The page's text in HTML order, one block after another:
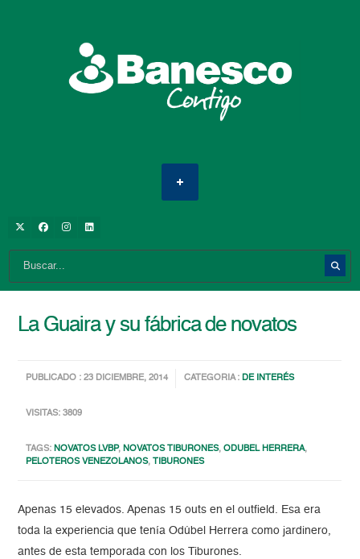
La Guaira y su fábrica de novatos
PUBLICADO : 23 DICIEMBRE, 2014 CATEGORIA :DE INTERÉS
VISITAS: 3809
TAGS:NOVATOS LVBP,NOVATOS TIBURONES,ODUBEL HERRERA,
PELOTEROS VENEZOLANOS, TIBURONES
Apenas 15 elevados. Apenas 15 outs en el outfield. Esa era
toda la experiencia que tenía Odúbel Herrera como jardinero,
antes de esta temporada con los Tiburones.